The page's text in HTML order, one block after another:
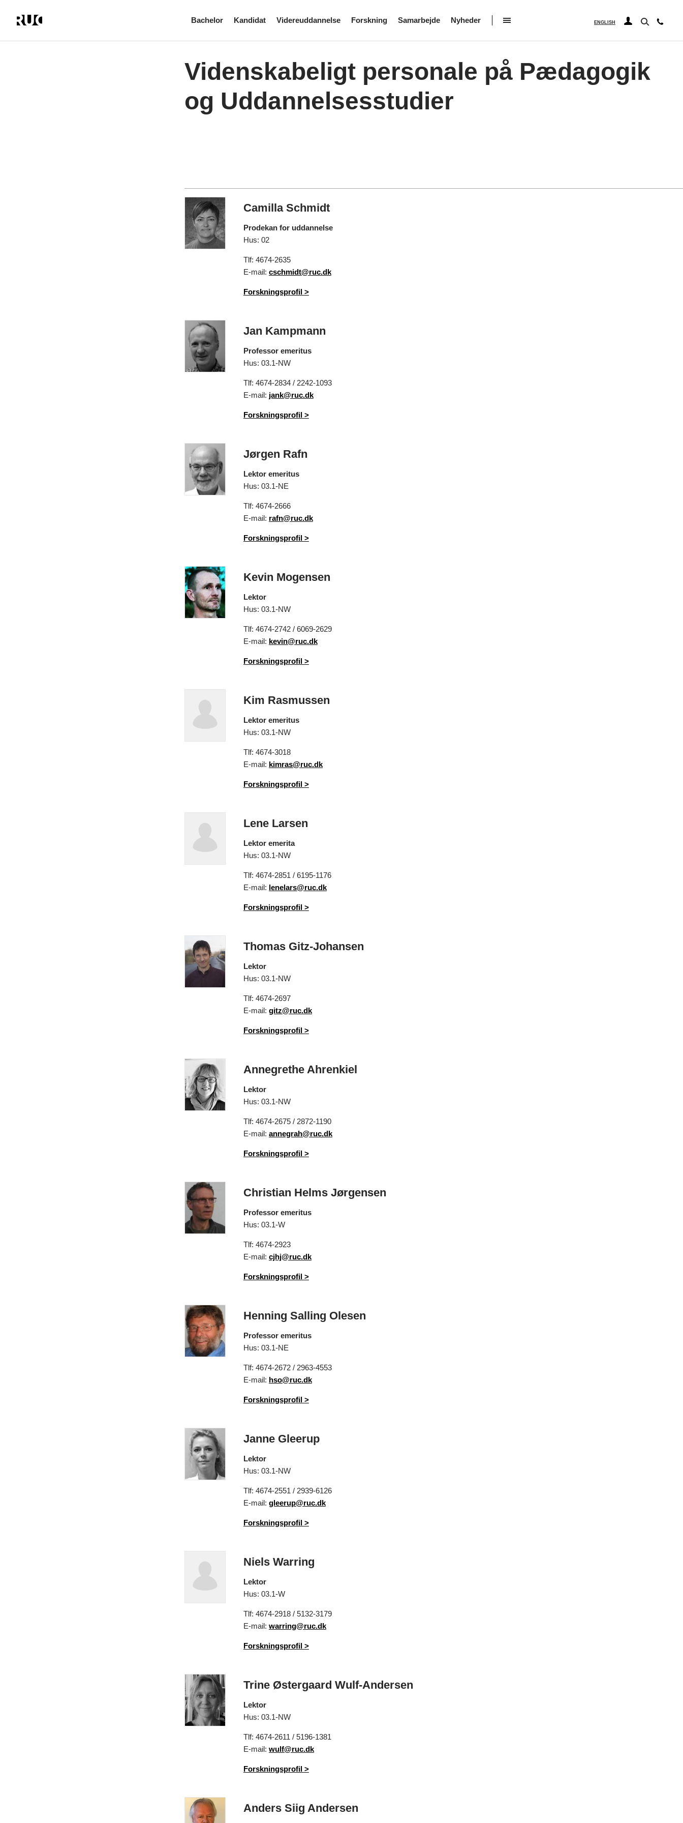
Bachelor Kandidat Videreuddannelse Forskning Samarbejde Nyheder ENGLISH
Videnskabeligt personale på Pædagogik
og Uddannelsesstudier
Camilla Schmidt
Prodekan for uddannelse
Hus: 02
Tlf: 4674-2635
E-mail: cschmidt@ruc.dk
Forskningsprofil >
Jan Kampmann
Professor emeritus
Hus: 03.1-NW
Tlf: 4674-2834 / 2242-1093
E-mail: jank@ruc.dk
Forskningsprofil >
Jørgen Rafn
Lektor emeritus
Hus: 03.1-NE
Tlf: 4674-2666
E-mail: rafn@ruc.dk
Forskningsprofil >
Kevin Mogensen
Lektor
Hus: 03.1-NW
Tlf: 4674-2742 / 6069-2629
E-mail: kevin@ruc.dk
Forskningsprofil >
Kim Rasmussen
Lektor emeritus
Hus: 03.1-NW
Tlf: 4674-3018
E-mail: kimras@ruc.dk
Forskningsprofil >
Lene Larsen
Lektor emerita
Hus: 03.1-NW
Tlf: 4674-2851 / 6195-1176
E-mail: lenelars@ruc.dk
Forskningsprofil >
Thomas Gitz-Johansen
Lektor
Hus: 03.1-NW
Tlf: 4674-2697
E-mail: gitz@ruc.dk
Forskningsprofil >
Annegrethe Ahrenkiel
Lektor
Hus: 03.1-NW
Tlf: 4674-2675 / 2872-1190
E-mail: annegrah@ruc.dk
Forskningsprofil >
Christian Helms Jørgensen
Professor emeritus
Hus: 03.1-W
Tlf: 4674-2923
E-mail: cjhj@ruc.dk
Forskningsprofil >
Henning Salling Olesen
Professor emeritus
Hus: 03.1-NE
Tlf: 4674-2672 / 2963-4553
E-mail: hso@ruc.dk
Forskningsprofil >
Janne Gleerup
Lektor
Hus: 03.1-NW
Tlf: 4674-2551 / 2939-6126
E-mail: gleerup@ruc.dk
Forskningsprofil >
Niels Warring
Lektor
Hus: 03.1-W
Tlf: 4674-2918 / 5132-3179
E-mail: warring@ruc.dk
Forskningsprofil >
Trine Østergaard Wulf-Andersen
Lektor
Hus: 03.1-NW
Tlf: 4674-2611 / 5196-1381
E-mail: wulf@ruc.dk
Forskningsprofil >
Anders Siig Andersen